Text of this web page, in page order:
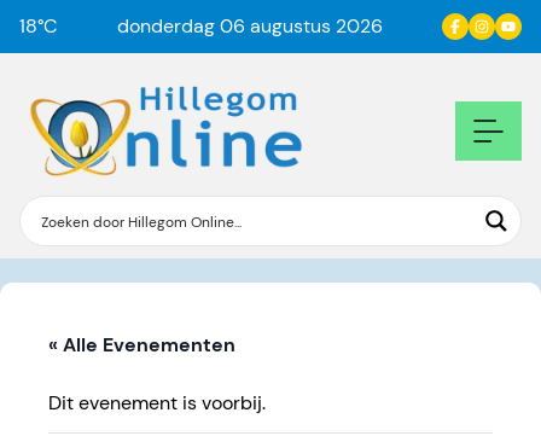
18°C donderdag 06 augustus 2026
« Alle Evenementen
Dit evenement is voorbij.